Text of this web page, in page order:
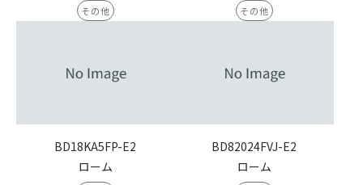
その他 その他
BD18KA5FP-E2
ローム
BD82024FVJ-E2
ローム